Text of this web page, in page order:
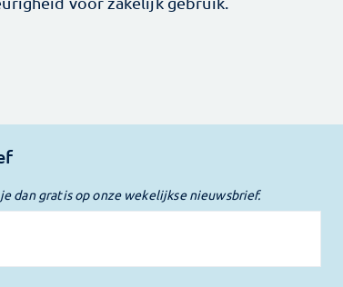
dan gratis op onze wekelijkse nieuwsbrief.